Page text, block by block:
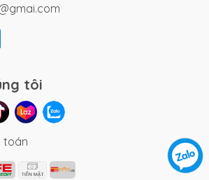
tôi
toán